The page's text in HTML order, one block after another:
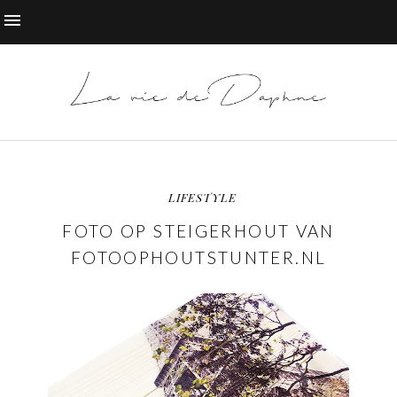
LIFESTYLE
FOTO OP STEIGERHOUT VAN
FOTOOPHOUTSTUNTER.NL